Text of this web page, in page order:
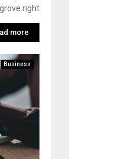
right
more
Business